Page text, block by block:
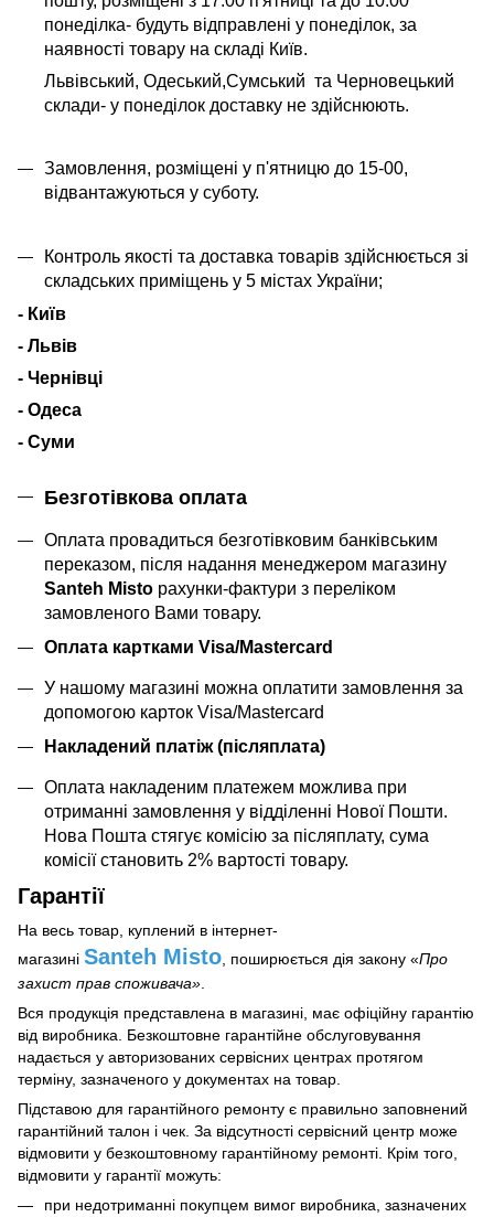
понеділка- будуть відправлені у понеділок, за
наявності товару на складі Київ.
Львівський, Одеський,Сумський та Черновецький
склади- у понеділок доставку не здійснюють.
Замовлення, розміщені у п'ятницю до 15-00,
відвантажуються у суботу.
Контроль якості та доставка товарів здійснюється зі
складських приміщень у 5 містах України;
- Київ
- Львів
- Чернівці
- Одеса
- Суми
Безготівкова оплата
Оплата провадиться безготівковим банківським
переказом, після надання менеджером магазину
Santeh Misto рахунки-фактури з переліком
замовленого Вами товару.
Оплата картками Visa/Mastercard
У нашому магазині можна оплатити замовлення за
допомогою карток Visa/Mastercard
Накладений платіж (післяплата)
Оплата накладеним платежем можлива при
отриманні замовлення у відділенні Нової Пошти.
Нова Пошта стягує комісію за післяплату, сума
комісії становить 2% вартості товару.
Гарантії
На весь товар, куплений в інтернет-
магазині Santeh Misto, поширюється дія закону «Про
захист прав споживача».
Вся продукція представлена в магазині, має офіційну гарантію
від виробника. Безкоштовне гарантійне обслуговування
надається у авторизованих сервісних центрах протягом
терміну, зазначеного у документах на товар.
Підставою для гарантійного ремонту є правильно заповнений
гарантійний талон і чек. За відсутності сервісний центр може
відмовити у безкоштовному гарантійному ремонті. Крім того,
відмовити у гарантії можуть:
при недотриманні покупцем вимог виробника, зазначених